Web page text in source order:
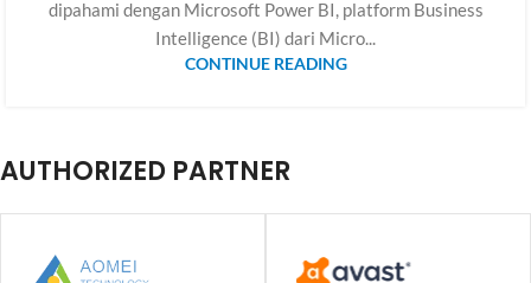
dipahami dengan Microsoft Power BI, platform Business
Intelligence (BI) dari Micro...
CONTINUE READING
AUTHORIZED PARTNER